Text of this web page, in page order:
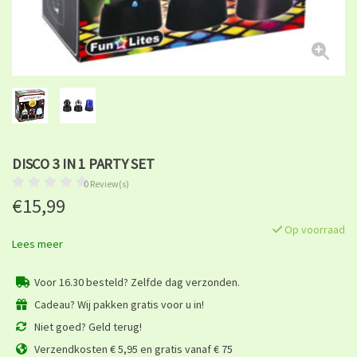
DISCO 3 IN 1 PARTY SET
0 Review(s)
€15,99
Op voorraad
Lees meer
Voor 16.30 besteld? Zelfde dag verzonden.
Cadeau? Wij pakken gratis voor u in!
Niet goed? Geld terug!
Verzendkosten € 5,95 en gratis vanaf € 75